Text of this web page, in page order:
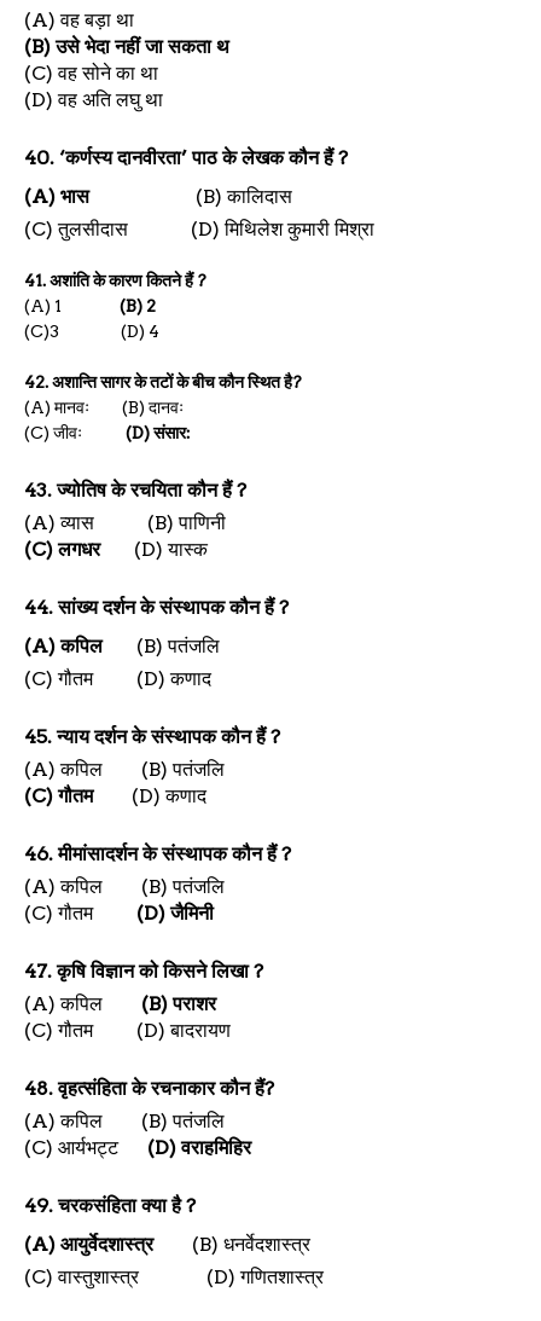
(A)वह बड़ा था
(B)उसे भेदा नहीं जा सकता थ
(C)वह सोने का था
(D)वह अति लघु था
40. ‘कर्णस्य दानवीरता’पाठ के लेखक कौन हैं?
(A) भास (B)कालिदास
(C)तुलसीदास (D)मिथिलेश कुमारी मिश्रा
41.अशांति के कारण कितने हैं?
(A) 1
(B) 2
(C)3
(D) 4
42.अशान्ति सागर के तटों के बीच कौन स्थित है?
(A) मानवः (B) दानवः
(C) जीवः (D)संसार:
43.ज्योतिष के रचयिता कौन हैं?
(A)व्यास (B)पाणिनी
(C)लगधर (D)यास्क
44.सांख्य दर्शन के संस्थापक कौन हैं?
(A)कपिल (B)पतंजलि
(C)गौतम (D)कणाद
45.न्याय दर्शन के संस्थापक कौन हैं?
(A)कपिल (B)पतंजलि
(C)गौतम (D)कणाद
46.मीमांसादर्शन के संस्थापक कौन हैं?
(A)कपिल (B)पतंजलि
(C)गौतम (D)जैमिनी
47.कृषि विज्ञान को किसने लिखा?
(A)कपिल (B)पराशर
(C)गौतम (D)बादरायण
48.वृहत्संहिता के रचनाकार कौन हैं?
(A)कपिल (B)पतंजलि
(C) आर्यभट्ट (D)वराहमिहिर
49.चरकसंहिता क्या है?
(A) आयुर्वेदशास्त्र (B) धनर्वेदशास्त्र
(C)वास्तुशास्त्र (D)गणितशास्त्र